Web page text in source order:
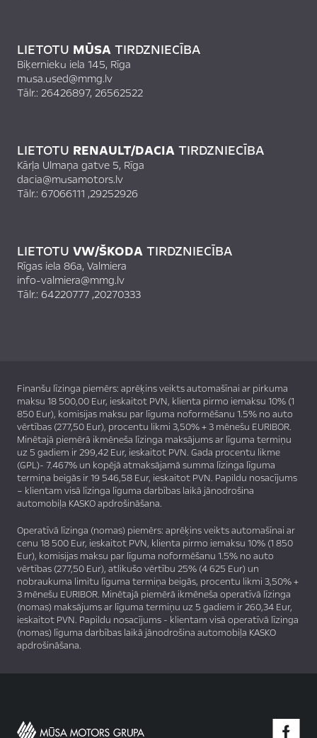
LIETOTU MŪSATIRDZNIECĪBA
Biķernieku iela 145, Rīga
musa.used@mmg.lv
Tālr.: 26426897, 26562522
LIETOTU RENAULT/DACIATIRDZNIECĪBA
Kārļa Ulmaņa gatve 5, Rīga
dacia@musamotors.lv
Tālr.: 67066111 ,29252926
LIETOTU VW/ŠKODATIRDZNIECĪBA
Rīgas iela 86a, Valmiera
info-valmiera@mmg.lv
Tālr.: 64220777 ,20270333
Finanšu līzinga piemērs: aprēķins veikts automašīnai ar pirkuma
maksu 18 500,00 Eur, ieskaitot PVN, klienta pirmo iemaksu 10% (1
850 Eur), komisijas maksu par līguma noformēšanu 1.5% no auto
vērtības (277,50 Eur), procentu likmi 3,50% + 3 mēnešu EURIBOR.
Minētajā piemērā ikmēneša līzinga maksājums ar līguma termiņu
uz 5 gadiem ir 299,42 Eur, ieskaitot PVN. Gada procentu likme
(GPL)- 7.467% un kopējā atmaksājamā summa līzinga līguma
termiņa beigās ir 19 546,58 Eur, ieskaitot PVN. Papildu nosacījums
– klientam visā līzinga līguma darbības laikā jānodrošina
automobiļa KASKO apdrošināšana.
Operatīvā līzinga (nomas) piemērs: aprēķins veikts automašīnai ar
cenu 18 500 Eur, ieskaitot PVN, klienta pirmo iemaksu 10% (1 850
Eur), komisijas maksu par līguma noformēšanu 1.5% no auto
vērtības (277,50 Eur), atlikušo vērtību 25% (4 625 Eur) un
nobraukuma limitu līguma termiņa beigās, procentu likmi 3,50% +
3 mēnešu EURIBOR. Minētajā piemērā ikmēneša operatīvā līzinga
(nomas) maksājums ar līguma termiņu uz 5 gadiem ir 260,34 Eur,
ieskaitot PVN. Papildu nosacījums - klientam visā operatīvā līzinga
(nomas) līguma darbības laikā jānodrošina automobiļa KASKO
apdrošināšana.